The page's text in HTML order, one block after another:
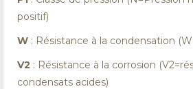
positif)
W : Résistance à la condensation
V2 : Résistance à la corrosion
condensats acides)